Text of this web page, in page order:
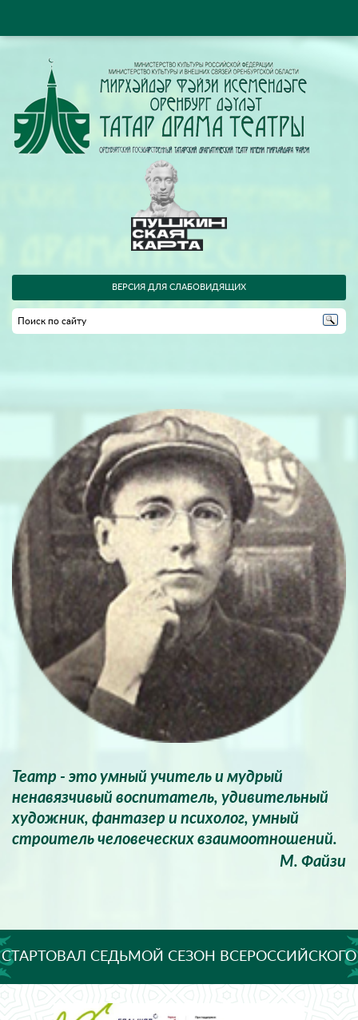
ВЕРСИЯ ДЛЯ СЛАБОВИДЯЩИХ
Театр - это умный учитель и мудрый
ненавязчивый воспитатель, удивительный
художник, фантазер и психолог, умный
строитель человеческих взаимоотношений.
М. Файзи
СТАРТОВАЛ СЕДЬМОЙ СЕЗОН ВСЕРОССИЙСКОГО
КОНКУРСА «БОЛЬШАЯ ПЕРЕМЕНА»